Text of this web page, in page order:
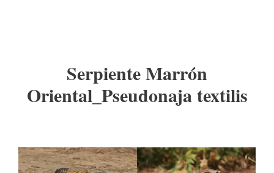
Serpiente Marrón
Oriental_Pseudonaja textilis